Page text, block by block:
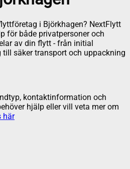
i Björkhagen? NextFlytt
för både privatpersoner och
av din flytt - från initial
säker transport och uppackning
kontaktinformation och
hjälp eller vill veta mer om
här